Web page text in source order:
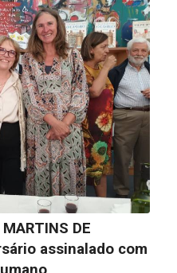
DE
assinalado com